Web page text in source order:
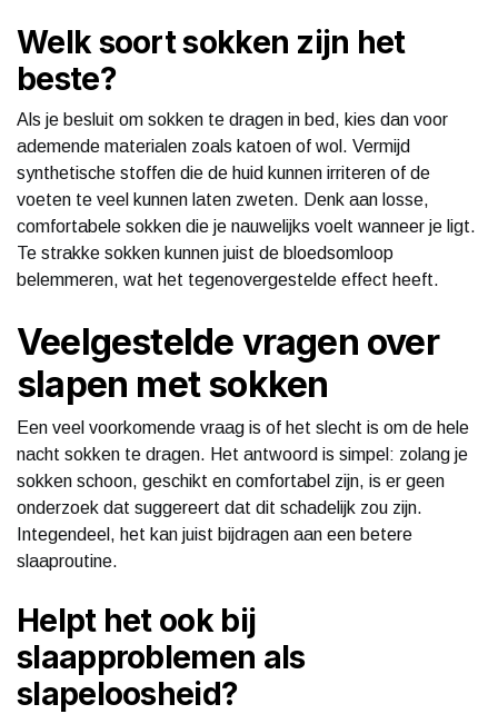
Welk soort sokken zijn het
beste?
Als je besluit om sokken te dragen in bed, kies dan voor
ademende materialen zoals katoen of wol. Vermijd
synthetische stoffen die de huid kunnen irriteren of de
voeten te veel kunnen laten zweten. Denk aan losse,
comfortabele sokken die je nauwelijks voelt wanneer je ligt.
Te strakke sokken kunnen juist de bloedsomloop
belemmeren, wat het tegenovergestelde effect heeft.
Veelgestelde vragen over
slapen met sokken
Een veel voorkomende vraag is of het slecht is om de hele
nacht sokken te dragen. Het antwoord is simpel: zolang je
sokken schoon, geschikt en comfortabel zijn, is er geen
onderzoek dat suggereert dat dit schadelijk zou zijn.
Integendeel, het kan juist bijdragen aan een betere
slaaproutine.
Helpt het ook bij
slaapproblemen als
slapeloosheid?